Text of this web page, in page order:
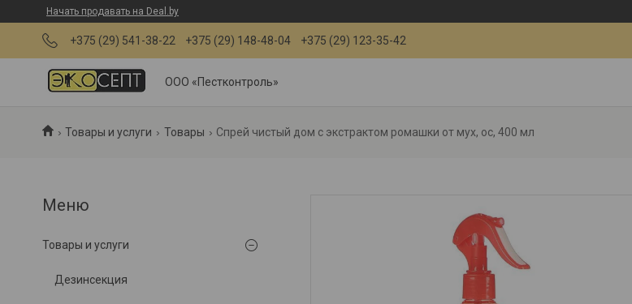
Начать продавать на Deal.by
+375 (29) 541-38-22 +375 (29) 148-48-04 +375 (29) 123-35-42
ООО «Пестконтроль»
Товары и услуги Товары Спрей чистый дом с экстрактом ромашки от мух, ос, 400 мл
Товары и услуги
Дезинсекция